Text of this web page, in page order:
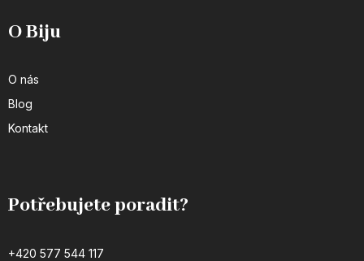
O Biju
O nás
Blog
Kontakt
Potřebujete poradit?
+420 577 544 117